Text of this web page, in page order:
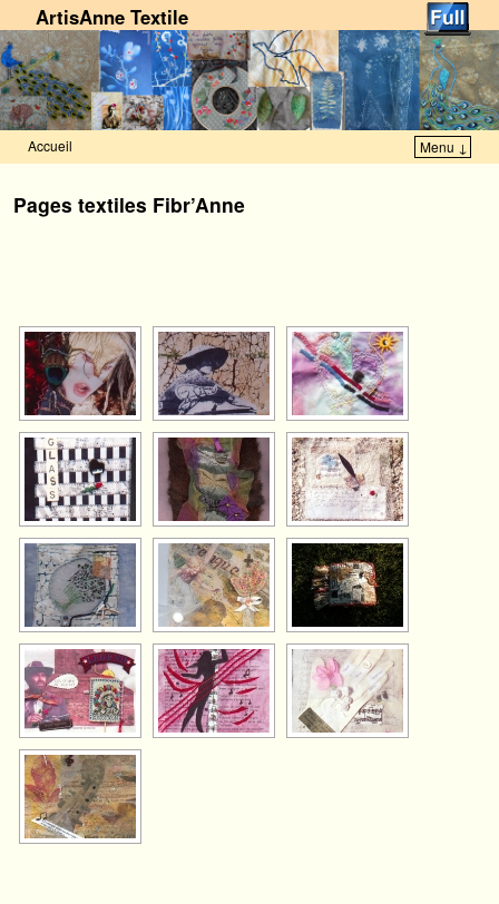
ArtisAnne Textile
Accueil Menu ↓
Pages textiles Fibr’Anne